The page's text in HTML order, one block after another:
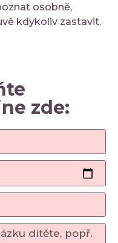
osobně,
kdykoliv zastavit.
zde: